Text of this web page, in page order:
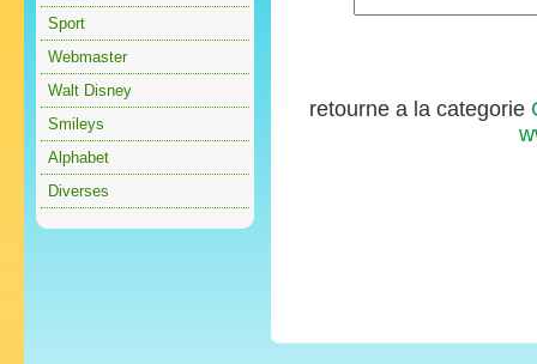
Sport
Webmaster
Walt Disney
Smileys
Alphabet
Diverses
retourne a la categorie